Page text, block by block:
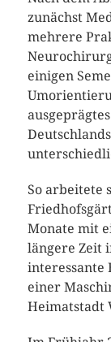
zunächst
mehrere
einigen
So arbeitete
Monate mit
längere Zeit
interessante
einer
Heimatstadt